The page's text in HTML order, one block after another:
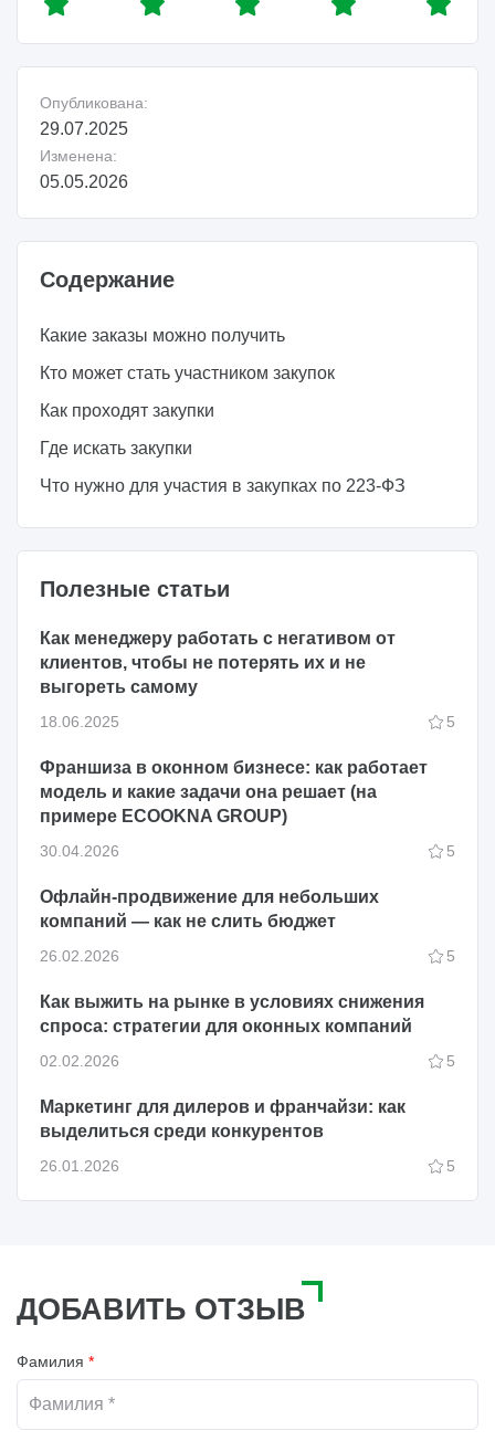
Опубликована:
29.07.2025
Изменена:
05.05.2026
Содержание
Какие заказы можно получить
Кто может стать участником закупок
Как проходят закупки
Где искать закупки
Что нужно для участия в закупках по 223-ФЗ
Полезные статьи
Как менеджеру работать с негативом от
клиентов, чтобы не потерять их и не
выгореть самому
18.06.2025 5
Франшиза в оконном бизнесе: как работает
модель и какие задачи она решает (на
примере ECOOKNA GROUP)
30.04.2026 5
Офлайн-продвижение для небольших
компаний — как не слить бюджет
26.02.2026 5
Как выжить на рынке в условиях снижения
спроса: стратегии для оконных компаний
02.02.2026 5
Маркетинг для дилеров и франчайзи: как
выделиться среди конкурентов
26.01.2026 5
ДОБАВИТЬ ОТЗЫВ
Фамилия *